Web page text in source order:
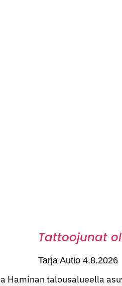
Tattoojunat
Tarja Autio 4.8.2026
Haminan talousalueella